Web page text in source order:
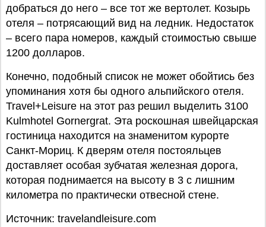
добраться до него – все тот же вертолет. Козырь
отеля – потрясающий вид на ледник. Недостаток
– всего пара номеров, каждый стоимостью свыше
1200 долларов.
Конечно, подобный список не может обойтись без
упоминания хотя бы одного альпийского отеля.
Travel+Leisure на этот раз решил выделить 3100
Kulmhotel Gornergrat. Эта роскошная швейцарская
гостиница находится на знаменитом курорте
Санкт-Мориц. К дверям отеля постояльцев
доставляет особая зубчатая железная дорога,
которая поднимается на высоту в 3 с лишним
километра по практически отвесной стене.
Источник: travelandleisure.com